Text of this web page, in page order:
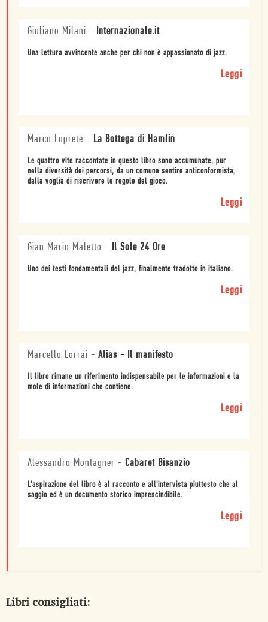
Giuliano Milani - Internazionale.it
Una lettura avvincente anche per chi non è appassionato di jazz.
Leggi
Marco Loprete - La Bottega di Hamlin
Le quattro vite raccontate in questo libro sono accumunate, pur
nella diversità dei percorsi, da un comune sentire anticonformista,
dalla voglia di riscrivere le regole del gioco.
Leggi
Gian Mario Maletto - Il Sole 24 Ore
Uno dei testi fondamentali del jazz, finalmente tradotto in italiano.
Leggi
Marcello Lorrai - Alias - Il manifesto
Il libro rimane un riferimento indispensabile per le informazioni e la
mole di informazioni che contiene.
Leggi
Alessandro Montagner - Cabaret Bisanzio
L'aspirazione del libro è al racconto e all'intervista piuttosto che al
saggio ed è un documento storico imprescindibile.
Leggi
Libri consigliati: